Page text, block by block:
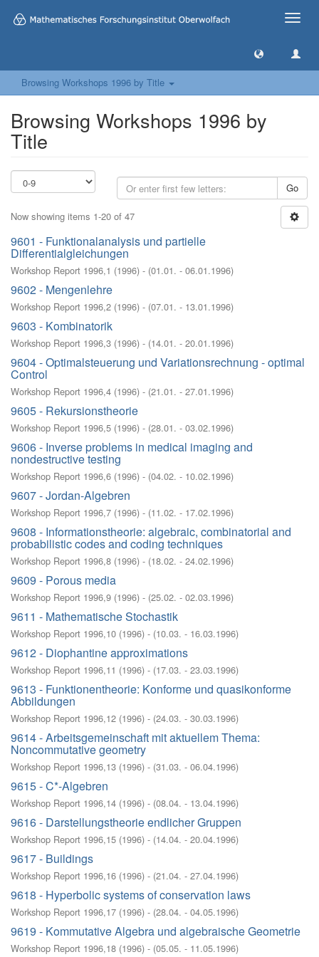
Toggle
Browsing Workshops 1996 by Title
Browsing Workshops 1996 by
Title
Go
Now showing items 1-20 of 47
9601 - Funktionalanalysis und partielle
Differentialgleichungen
Workshop Report 1996,1 (1996) - (01.01. - 06.01.1996)
9602 - Mengenlehre
Workshop Report 1996,2 (1996) - (07.01. - 13.01.1996)
9603 - Kombinatorik
Workshop Report 1996,3 (1996) - (14.01. - 20.01.1996)
9604 - Optimalsteuerung und Variationsrechnung - optimal
Control
Workshop Report 1996,4 (1996) - (21.01. - 27.01.1996)
9605 - Rekursionstheorie
Workshop Report 1996,5 (1996) - (28.01. - 03.02.1996)
9606 - Inverse problems in medical imaging and
nondestructive testing
Workshop Report 1996,6 (1996) - (04.02. - 10.02.1996)
9607 - Jordan-Algebren
Workshop Report 1996,7 (1996) - (11.02. - 17.02.1996)
9608 - Informationstheorie: algebraic, combinatorial and
probabilistic codes and coding techniques
Workshop Report 1996,8 (1996) - (18.02. - 24.02.1996)
9609 - Porous media
Workshop Report 1996,9 (1996) - (25.02. - 02.03.1996)
9611 - Mathematische Stochastik
Workshop Report 1996,10 (1996) - (10.03. - 16.03.1996)
9612 - Diophantine approximations
Workshop Report 1996,11 (1996) - (17.03. - 23.03.1996)
9613 - Funktionentheorie: Konforme und quasikonforme
Abbildungen
Workshop Report 1996,12 (1996) - (24.03. - 30.03.1996)
9614 - Arbeitsgemeinschaft mit aktuellem Thema:
Noncommutative geometry
Workshop Report 1996,13 (1996) - (31.03. - 06.04.1996)
9615 - C*-Algebren
Workshop Report 1996,14 (1996) - (08.04. - 13.04.1996)
9616 - Darstellungstheorie endlicher Gruppen
Workshop Report 1996,15 (1996) - (14.04. - 20.04.1996)
9617 - Buildings
Workshop Report 1996,16 (1996) - (21.04. - 27.04.1996)
9618 - Hyperbolic systems of conservation laws
Workshop Report 1996,17 (1996) - (28.04. - 04.05.1996)
9619 - Kommutative Algebra und algebraische Geometrie
Workshop Report 1996,18 (1996) - (05.05. - 11.05.1996)